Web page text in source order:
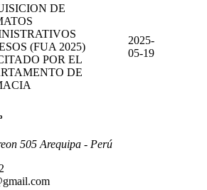
DE
(FUA 2025)
POR EL
DE
2025-
05-19
505 Arequipa - Perú